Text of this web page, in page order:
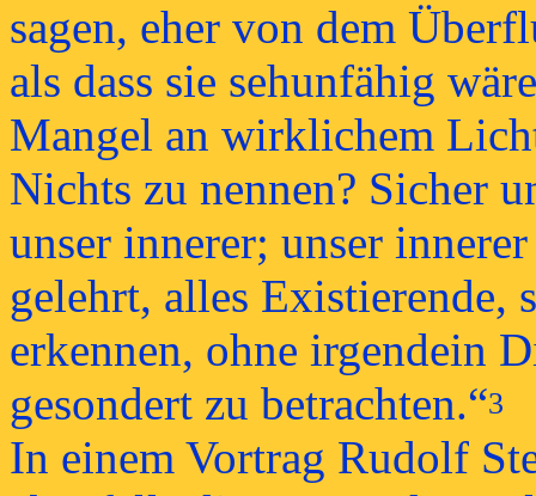
sagen, eher von dem
als dass sie sehunfähig
Mangel an wirklichem
Nichts zu nennen? Sicher
unser innerer; unser
gelehrt, alles Existierende,
erkennen, ohne irgendein
gesondert zu betrachten.“3
In einem Vortrag Rudolf